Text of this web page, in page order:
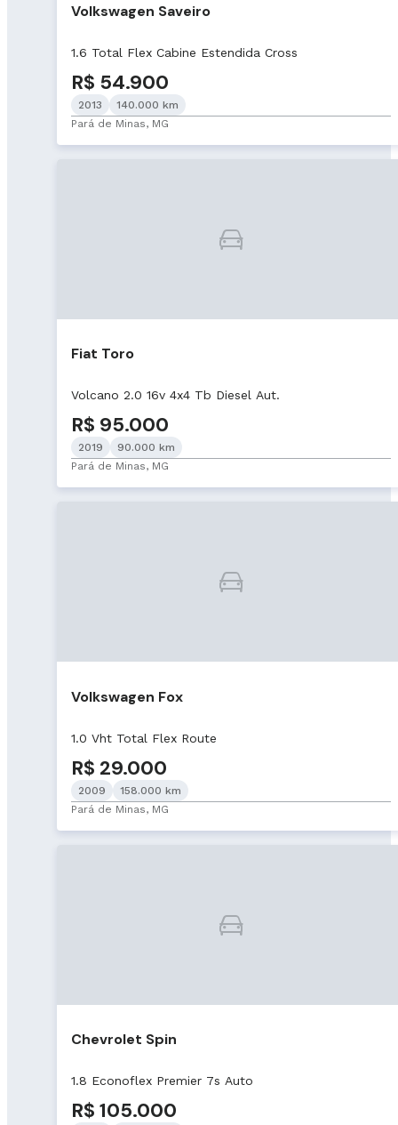
Volkswagen Saveiro
1.6 Total Flex Cabine Estendida Cross
R$ 54.900
2013
140.000 km
Pará de Minas, MG
Fiat Toro
Volcano 2.0 16v 4x4 Tb Diesel Aut.
R$ 95.000
2019
90.000 km
Pará de Minas, MG
Volkswagen Fox
1.0 Vht Total Flex Route
R$ 29.000
2009
158.000 km
Pará de Minas, MG
Chevrolet Spin
1.8 Econoflex Premier 7s Auto
R$ 105.000